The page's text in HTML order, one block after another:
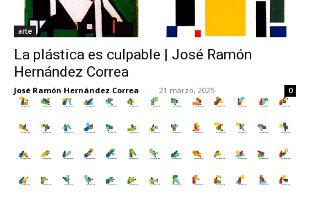
arte
La plástica es culpable | José Ramón
Hernández Correa
José Ramón Hernández Correa - 21 marzo, 2025 0